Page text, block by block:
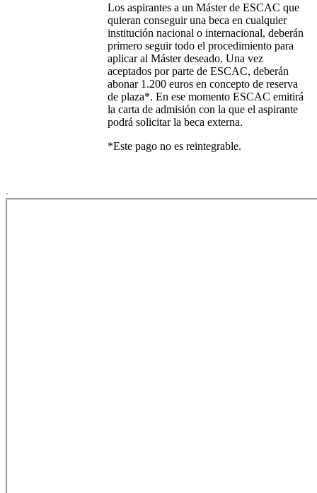
Los aspirantes a un Máster de ESCAC que
quieran conseguir una beca en cualquier
institución nacional o internacional, deberán
primero seguir todo el procedimiento para
aplicar al Máster deseado. Una vez
aceptados por parte de ESCAC, deberán
abonar 1.200 euros en concepto de reserva
de plaza*. En ese momento ESCAC emitirá
la carta de admisión con la que el aspirante
podrá solicitar la beca externa.
*Este pago no es reintegrable.